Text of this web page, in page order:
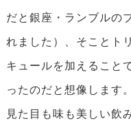
だと銀座・ランブルの
れました）、そことト
キュールを加えること
ったのだと想像します。
見た目も味も美しい飲